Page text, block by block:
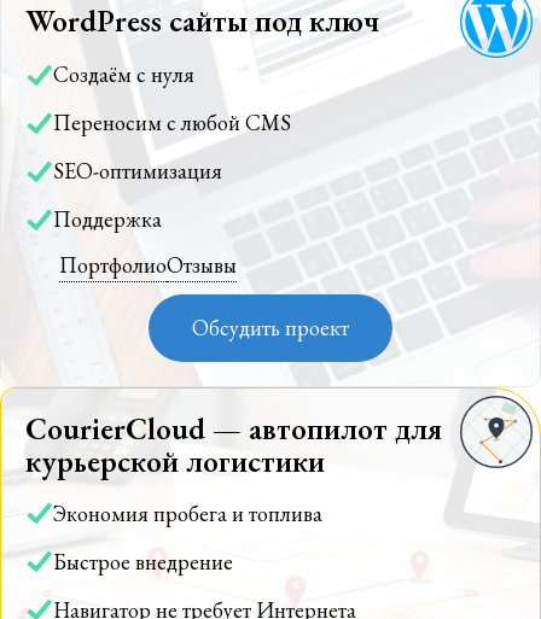
WordPress сайты под ключ
Создаём с нуля
Переносим с любой CMS
SEO-оптимизация
Поддержка
ПортфолиоОтзывы
Обсудить проект
CourierCloud — автопилот для
курьерской логистики
Экономия пробега и топлива
Быстрое внедрение
Навигатор не требует Интернета